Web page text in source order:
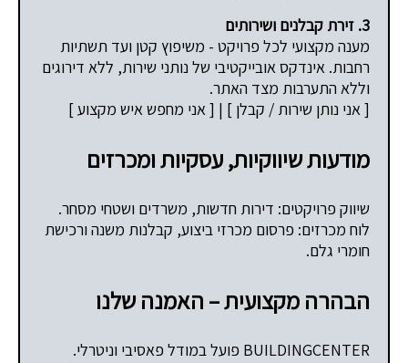
3. זירת קבלנים ושירותים
מענה מקצועי לכל פרויקט - משיפוץ קטן ועד תשתיות
רחבות. אינדקס אובייקטיבי של נותני שירות, ללא דירוגים
וללא התערבות מצד האתר.
[ אני נותן שירות / קבלן ] | [ אני מחפש איש מקצוע ]
מודעות שיווקיות, עסקיות ומכרזים
שיווק פרויקטים: דירות חדשות, משרדים ושטחי מסחר.
לוח מכרזים: פרסום מכרזי ביצוע, קבלנות משנה ורכישת
חומרי גלם.
הבהרה מקצועית – האמנה שלנו
BUILDINGCENTER פועל במודל פאסיבי וניטרלי.